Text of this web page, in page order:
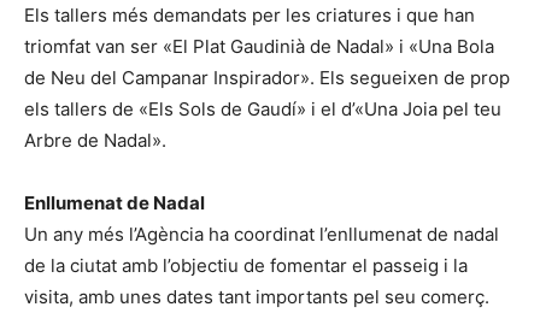
Els tallers més demandats per les criatures i que han
triomfat van ser «El Plat Gaudinià de Nadal» i «Una Bola
de Neu del Campanar Inspirador». Els segueixen de prop
els tallers de «Els Sols de Gaudí» i el d’«Una Joia pel teu
Arbre de Nadal».
Enllumenat de Nadal
Un any més l’Agència ha coordinat l’enllumenat de nadal
de la ciutat amb l’objectiu de fomentar el passeig i la
visita, amb unes dates tant importants pel seu comerç.